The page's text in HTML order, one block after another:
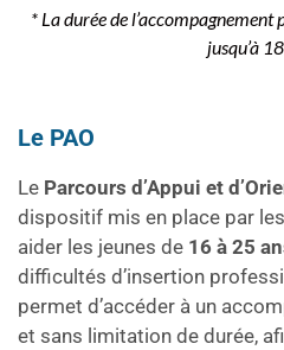
* La durée de
jusqu’à
Le PAO
Le Parcours d’Appui et
dispositif mis en place par les
aider les jeunes de 16 à 25
difficultés d’insertion
permet d’accéder à un
et sans limitation de durée,